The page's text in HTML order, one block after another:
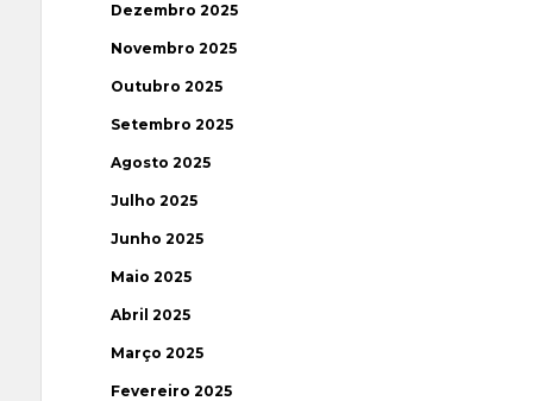
Dezembro 2025
Novembro 2025
Outubro 2025
Setembro 2025
Agosto 2025
Julho 2025
Junho 2025
Maio 2025
Abril 2025
Março 2025
Fevereiro 2025